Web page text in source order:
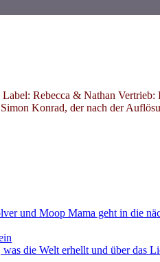
Rebecca & Nathan Vertrieb:
Konrad, der nach der
und Moop Mama geht in die
die Welt erhellt und über das